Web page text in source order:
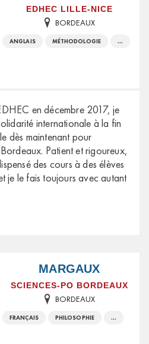
EDHEC LILLE-NICE
BORDEAUX
ANGLAIS MÉTHODOLOGIE ...
en décembre 2017, je
internationale à la fin
dès maintenant pour
Patient et rigoureux,
des cours à des élèves
je le fais toujours avec autant
MARGAUX
SCIENCES-PO BORDEAUX
BORDEAUX
FRANÇAIS PHILOSOPHIE ...